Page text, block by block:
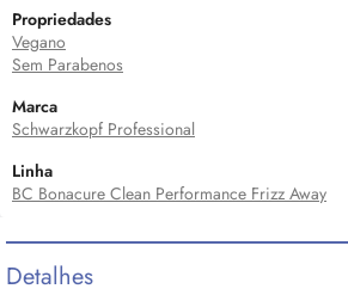
Propriedades
Vegano
Sem Parabenos
Marca
Schwarzkopf Professional
Linha
BC Bonacure Clean Performance Frizz Away
Detalhes